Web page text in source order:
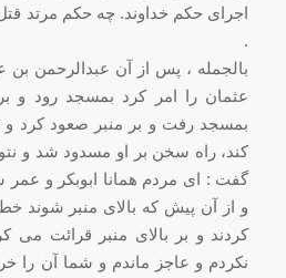
اجراى حکم خداوند. چه حکم مرتد
.
بالجمله ، پس از آن عبدالرحمن
عثمان را امر کرد بمسجد رود و
بمسجد رفت و بر منبر صعود کرد و
کند، راه سخن بر او مسدود شد و
گفت : اى مردم همانا ابوبکر و
و از آن پیش که بالاى منبر شوند
کردند و بر بالاى منبر قرائت مى
نکردم و عاجز ماندم و شما آن را